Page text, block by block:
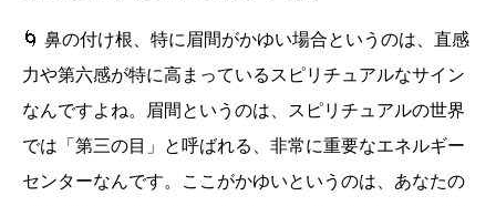
🌀 鼻の付け根、特に眉間がかゆい場合というのは、直感
力や第六感が特に高まっているスピリチュアルなサイン
なんですよね。眉間というのは、スピリチュアルの世界
では「第三の目」と呼ばれる、非常に重要なエネルギー
センターなんです。ここがかゆいというのは、あなたの